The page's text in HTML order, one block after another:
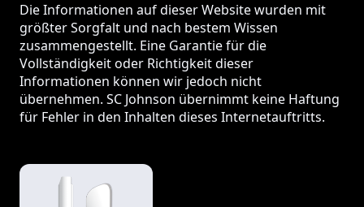
Die Informationen auf dieser Website wurden mit
größter Sorgfalt und nach bestem Wissen
zusammengestellt. Eine Garantie für die
Vollständigkeit oder Richtigkeit dieser
Informationen können wir jedoch nicht
übernehmen. SC Johnson übernimmt keine Haftung
für Fehler in den Inhalten dieses Internetauftritts.